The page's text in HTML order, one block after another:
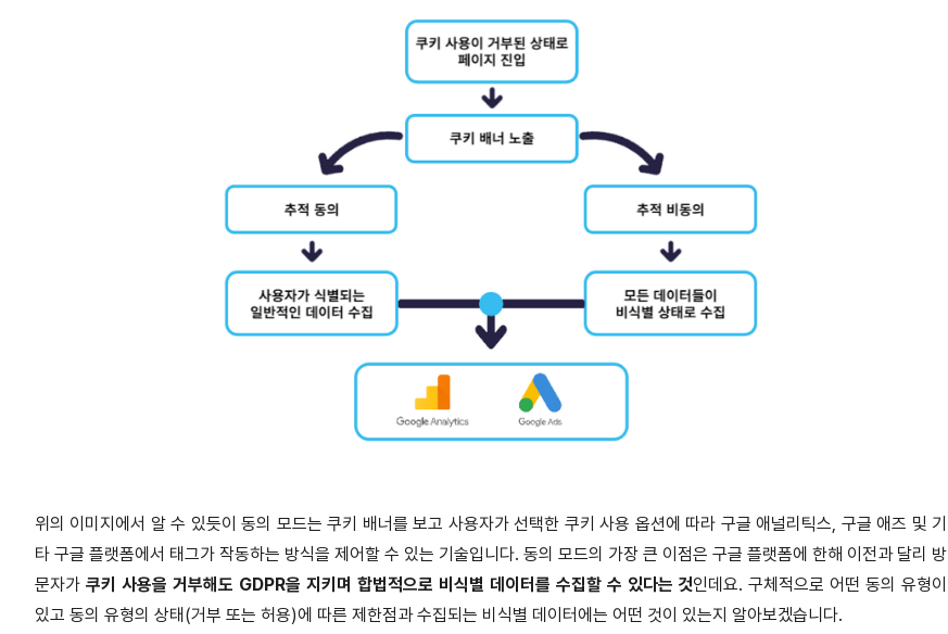
위의 이미지에서 알 수 있듯이 동의 모드는 쿠키 배너를 보고 사용자가 선택한 쿠키 사용 옵션에 따라 구글 애널리틱스, 구글 애즈 및 기
타 구글 플랫폼에서 태그가 작동하는 방식을 제어할 수 있는 기술입니다. 동의 모드의 가장 큰 이점은 구글 플랫폼에 한해 이전과 달리 방
문자가 쿠키 사용을 거부해도 GDPR을 지키며 합법적으로 비식별 데이터를 수집할 수 있다는 것인데요. 구체적으로 어떤 동의 유형이
있고 동의 유형의 상태(거부 또는 허용)에 따른 제한점과 수집되는 비식별 데이터에는 어떤 것이 있는지 알아보겠습니다.